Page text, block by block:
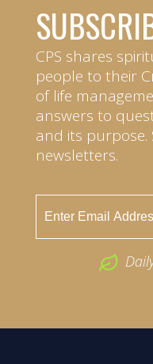
CPS shares
people to their
of life
answers to
and its
newsletters.